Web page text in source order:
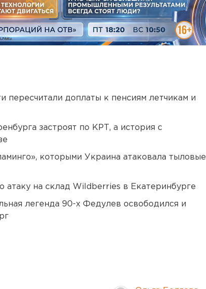
пересчитали доплаты к пенсиям летчикам и
застроят по КРТ, а история с
которыми Украина атаковала тыловые
атаку на склад Wildberries в Екатеринбурге
легенда 90-х Федулев освободился и